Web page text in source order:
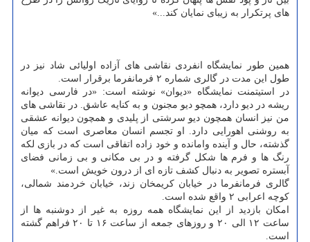
های پرتکرار به زیبای نمایان کند...»
همین طور نمایشگاه انفردی نقاشی های آزاده اولیائی شاد نیز در
طول این مدت در گالری شماره ۲ فرمانفرما برقرار است.
در استیتمنت نمایشگاه «دیوان» نوشته است: «در فارسی دیوانه
ریشه در دیو دارد، همچو دیو مجنون و به کنایه عاشق. در نقاشی های
من نیز انسان همچون دیو سرشتی از پلیدی و همچون دیوانه عشقی
به روشنی اهورایی دارد. او تجسم انسان معاصری است که میان
گذشته، حال و آینده وامانده و خود زاده اتفاقی است که در بازی لکه
رنگ ها و فرم ها شکل گرفته و در بی مکانی و بی زمانی فضای
آبستره تصویر به دنبال کشف تازه ای از درون خویش است.»
گالری فرمانفرما در خیابان کریمخان زند، خیابان خردمند شمالی،
کوچه اعرابی ۲ واقع شده است.
امکان بازدید از این نمایشگاه همه روزه به غیر از دوشنبه ها از
ساعت ۱۲ الی ۲۰ و روزهای جمعه از ساعت ۱۶ تا ۲۰ فراهم گشته
است.